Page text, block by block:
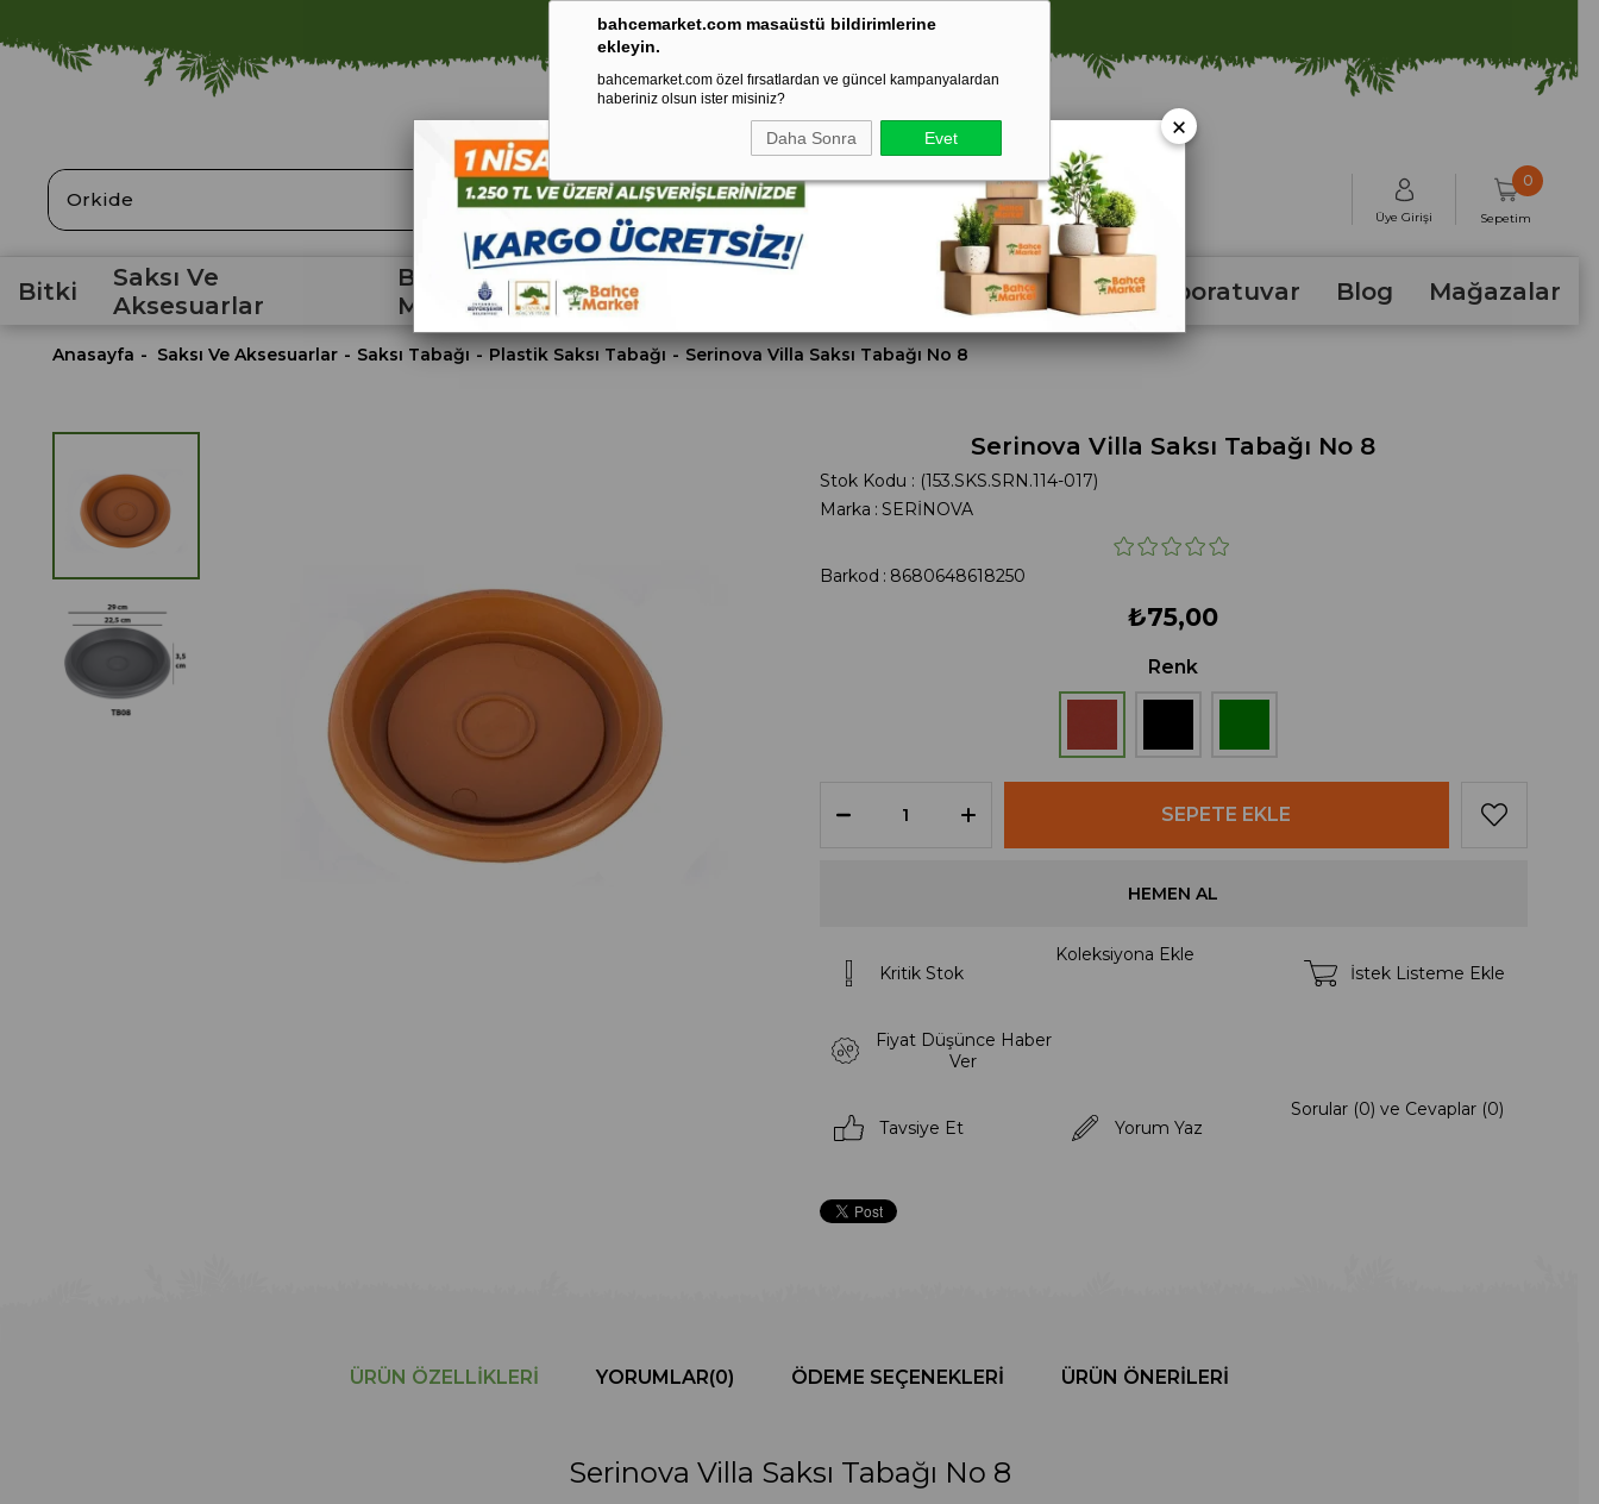
bahcemarket.com masaüstü bildirimlerine
ekleyin.
bahcemarket.com özel fırsatlardan ve güncel kampanyalardan
haberiniz olsun ister misiniz?
Daha Sonra Evet
⚠️ SATIŞLARIMIZ YALNIZCA İSTANBUL İLİ İLE SINIRLIDIR.
ARA
Üye Girişi Sepetim
0
Bitki
Saksı Ve
Aksesuarlar
Bahçe
Malzemeleri
Tohum Laboratuvar Blog Mağazalar
Anasayfa Saksı Ve Aksesuarlar Saksı Tabağı Plastik Saksı Tabağı Serinova Villa Saksı Tabağı No 8
Serinova Villa Saksı Tabağı No 8
Stok Kodu
(153.SKS.SRN.114-017)
Marka : SERİNOVA
Barkod : 8680648618250
₺75,00
Renk
Kritik Stok
Koleksiyona Ekle
İstek Listeme Ekle
Fiyat Düşünce Haber
Ver
Tavsiye Et Yorum Yaz
Sorular (0) ve Cevaplar (0)
ÜRÜN ÖZELLIKLERI YORUMLAR(0) ÖDEME SEÇENEKLERI ÜRÜN ÖNERILERI
Serinova Villa Saksı Tabağı No 8
×